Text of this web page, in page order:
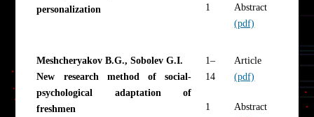
personalization
1
Abstract
(pdf)
Meshcheryakov B.G., Sobolev G.I.
New research method of social-
psychological adaptation of
freshmen
1–
14
1
Article
(pdf)
Abstract